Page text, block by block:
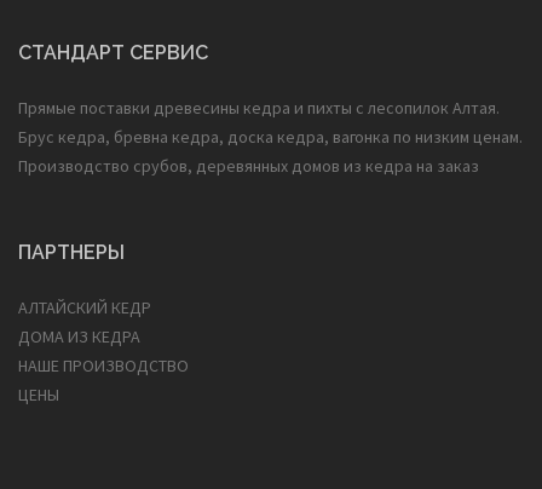
СТАНДАРТ СЕРВИС
Прямые поставки древесины кедра и пихты с лесопилок Алтая.
Брус кедра, бревна кедра, доска кедра, вагонка по низким ценам.
Производство срубов, деревянных домов из кедра на заказ
ПАРТНЕРЫ
АЛТАЙСКИЙ КЕДР
ДОМА ИЗ КЕДРА
НАШЕ ПРОИЗВОДСТВО
ЦЕНЫ